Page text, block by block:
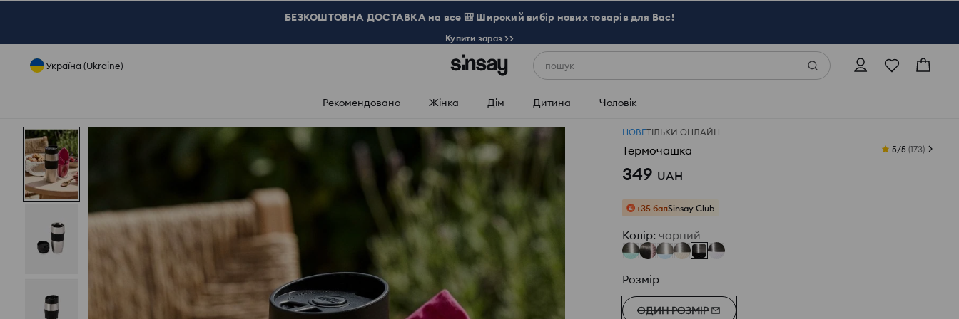
БЕЗКОШТОВНА ДОСТАВКА на все 🎒 Широкий вибір нових товарів для Вас!
Купити зараз >>
Україна (Ukraine) пошук
Рекомендовано Жінка Дім Дитина Чоловік
НОВЕТІЛЬКИ ОНЛАЙН
Термочашка 5/5 (173)
349 UAH
+35 балSinsay Club
Колір: чорний
Розмір
ОДИН РОЗМІР